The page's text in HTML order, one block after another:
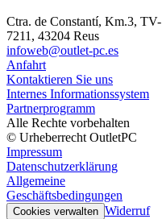
Ctra. de Constantí, Km.3, TV-
7211, 43204 Reus
infoweb@outlet-pc.es
Anfahrt
Kontaktieren Sie uns
Internes Informationssystem
Partnerprogramm
Alle Rechte vorbehalten
© Urheberrecht OutletPC
Impressum
Datenschutzerklärung
Allgemeine
Geschäftsbedingungen
Cookies verwalten Widerruf